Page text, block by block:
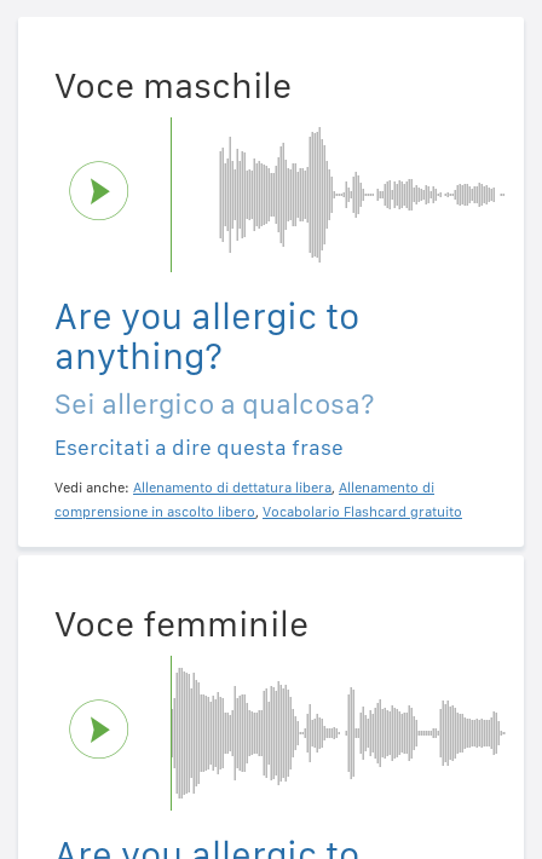
Voce maschile
Are you allergic to
anything?
Sei allergico a qualcosa?
Esercitati a dire questa frase
Vedi anche: Allenamento di dettatura libera, Allenamento di
comprensione in ascolto libero, Vocabolario Flashcard gratuito
Voce femminile